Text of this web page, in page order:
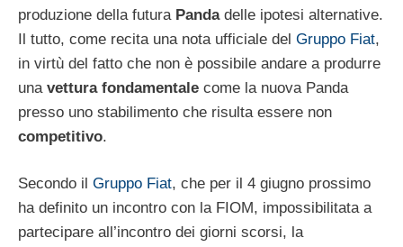
produzione della futura Pandadelle ipotesi alternative.
Il tutto, come recita una nota ufficiale del Gruppo Fiat,
in virtù del fatto che non è possibile andare a produrre
una vettura fondamentale come la nuova Panda
presso uno stabilimento che risulta essere non
competitivo.
Secondo il Gruppo Fiat, che per il 4 giugno prossimo
ha definito un incontro con la FIOM, impossibilitata a
partecipare all’incontro dei giorni scorsi, la